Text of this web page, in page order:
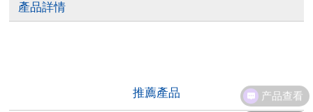
產品詳情
推薦產品 产品查看